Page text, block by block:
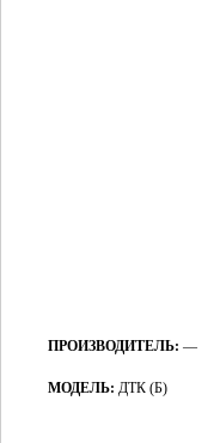
ПРОИЗВОДИТЕЛЬ: —
МОДЕЛЬ: ДТК (Б)